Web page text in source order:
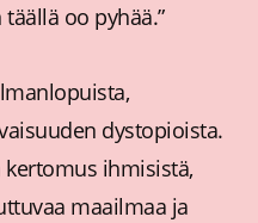
oo pyhää.”
dystopioista.
kertomus ihmisistä,
maailmaa ja